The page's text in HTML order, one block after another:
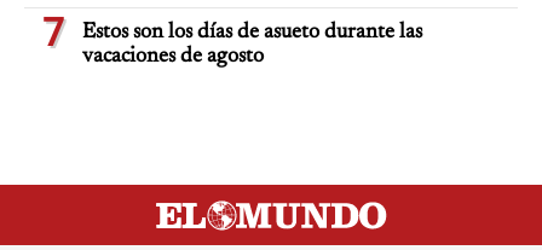
7
Estos son los días de asueto durante las
vacaciones de agosto